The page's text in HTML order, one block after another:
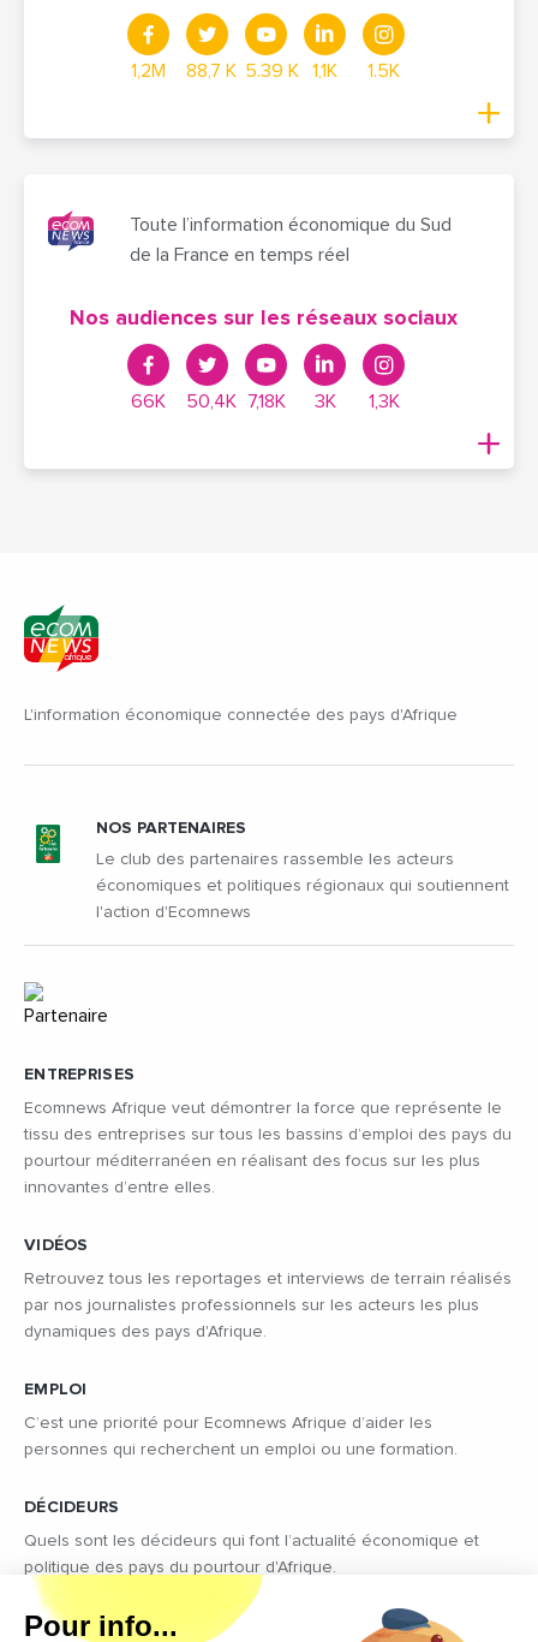
1,2M 88,7 K 5.39 K 1,1K 1.5K
Toute l’information économique du Sud
de la France en temps réel
Nos audiences sur les réseaux sociaux
66K 50,4K 7,18K 3K 1,3K
L'information économique connectée des pays d'Afrique
ENTREPRISES
Ecomnews Afrique veut démontrer la force que représente le
tissu des entreprises sur tous les bassins d’emploi des pays du
pourtour méditerranéen en réalisant des focus sur les plus
innovantes d’entre elles.
VIDÉOS
Retrouvez tous les reportages et interviews de terrain réalisés
par nos journalistes professionnels sur les acteurs les plus
dynamiques des pays d'Afrique.
EMPLOI
C’est une priorité pour Ecomnews Afrique d’aider les
personnes qui recherchent un emploi ou une formation.
DÉCIDEURS
Quels sont les décideurs qui font l’actualité économique et
politique des pays du pourtour d'Afrique.
NOS PARTENAIRES
Le club des partenaires rassemble les acteurs
économiques et politiques régionaux qui soutiennent
l'action d'Ecomnews